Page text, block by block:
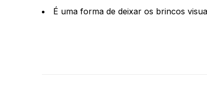
É uma forma de deixar os brincos